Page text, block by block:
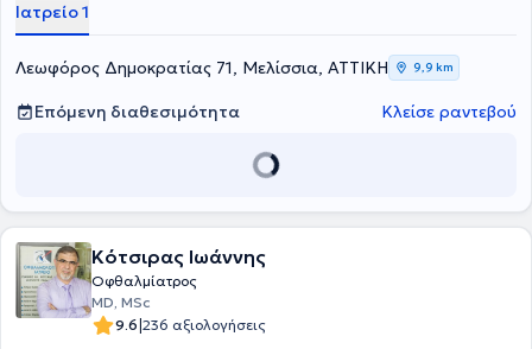
Ιατρείο 1
Λεωφόρος Δημοκρατίας 71, Μελίσσια, ΑΤΤΙΚΗ 9,9 km
Επόμενη διαθεσιμότητα Κλείσε ραντεβού
Κότσιρας Ιωάννης
Οφθαλμίατρος
MD, MSc
9.6|236 αξιολογήσεις